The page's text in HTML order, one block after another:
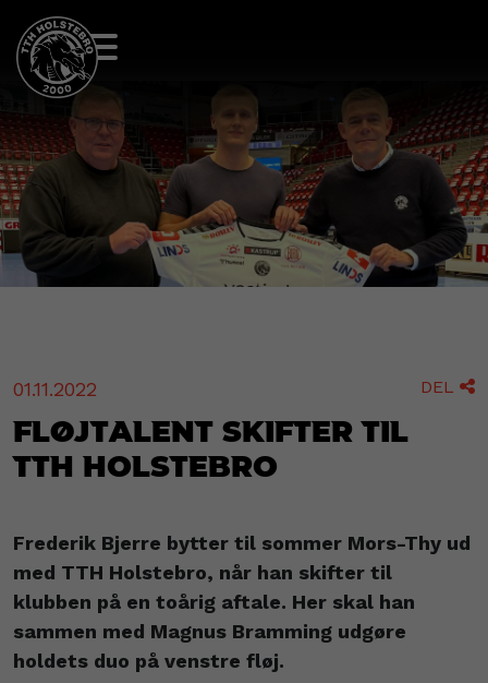
01.11.2022 DEL 
Fløjtalent skifter til
TTH Holstebro
Frederik Bjerre bytter til sommer Mors-Thy ud
med TTH Holstebro, når han skifter til
klubben på en toårig aftale. Her skal han
sammen med Magnus Bramming udgøre
holdets duo på venstre fløj.